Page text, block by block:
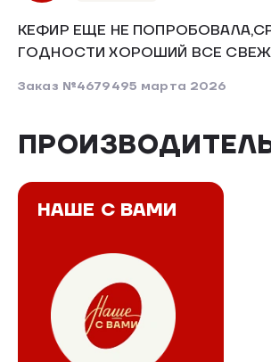
КЕФИР ЕЩЕ НЕ
ГОДНОСТИ ХОРОШИЙ ВСЕ
Заказ №4679495 марта 2026
НАШЕ С ВАМИ